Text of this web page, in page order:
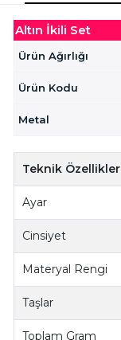
Altın İkili Set
Ürün Ağırlığı
Ürün Kodu
Metal
Teknik Özellikler
Ayar
Cinsiyet
Materyal Rengi
Taşlar
Toplam Gram